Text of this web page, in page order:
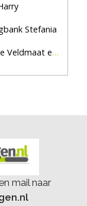
Stefania
en De Pas
mail naar